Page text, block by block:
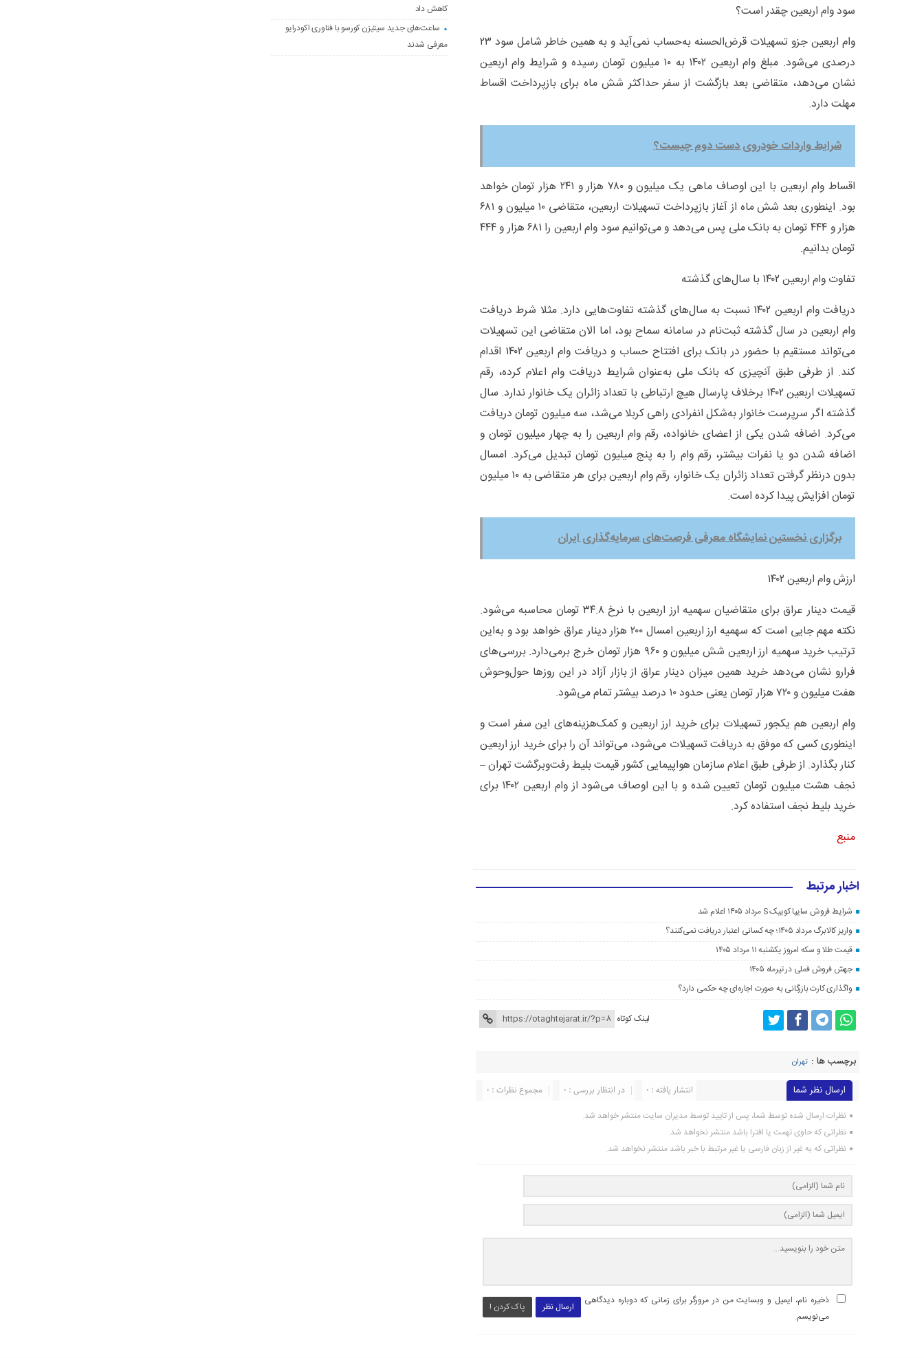
سود وام اربعین چقدر است؟
وام اربعین جزو تسهیلات قرض‌الحسنه به‌حساب نمی‌آید و به همین خاطر شامل سود ۲۳
درصدی می‌شود. مبلغ وام اربعین ۱۴۰۲ به ۱۰ میلیون تومان رسیده و شرایط وام اربعین
نشان می‌دهد، متقاضی بعد بازگشت از سفر حداکثر شش ماه برای بازپرداخت اقساط
مهلت دارد.
شرایط واردات خودروی دست دوم چیست؟
اقساط وام اربعین با این اوصاف ماهی یک میلیون و ۷۸۰ هزار و ۲۴۱ هزار تومان خواهد
بود. اینطوری بعد شش ماه از آغاز بازپرداخت تسهیلات اربعین، متقاضی ۱۰ میلیون و ۶۸۱
هزار و ۴۴۴ تومان به بانک ملی پس می‌دهد و می‌توانیم سود وام اربعین را ۶۸۱ هزار و ۴۴۴
تومان بدانیم.
تفاوت وام اربعین ۱۴۰۲ با سال‌های گذشته
دریافت وام اربعین ۱۴۰۲ نسبت به سال‌های گذشته تفاوت‌هایی دارد. مثلا شرط دریافت
وام اربعین در سال گذشته ثبت‌نام در سامانه سماح بود، اما الان متقاضی این تسهیلات
می‌تواند مستقیم با حضور در بانک برای افتتاح حساب و دریافت وام اربعین ۱۴۰۲ اقدام
کند. از طرفی طبق آنچیزی که بانک ملی به‌عنوان شرایط دریافت وام اعلام کرده، رقم
تسهیلات اربعین ۱۴۰۲ برخلاف پارسال هیچ ارتباطی با تعداد زائران یک خانوار ندارد. سال
گذشته اگر سرپرست خانوار به‌شکل انفرادی راهی کربلا می‌شد، سه میلیون تومان دریافت
می‌کرد. اضافه شدن یکی از اعضای خانواده، رقم وام اربعین را به چهار میلیون تومان و
اضافه شدن دو یا نفرات بیشتر، رقم وام را به پنج میلیون تومان تبدیل می‌کرد. امسال
بدون درنظر گرفتن تعداد زائران یک خانوار، رقم وام اربعین برای هر متقاضی به ۱۰ میلیون
تومان افزایش پیدا کرده است.
برگزاری نخستین نمایشگاه معرفی فرصت‌های سرمایه‌گذاری ایران
ارزش وام اربعین ۱۴۰۲
قیمت دینار عراق برای متقاضیان سهمیه ارز اربعین با نرخ ۳۴.۸ تومان محاسبه می‌شود.
نکته مهم جایی است که سهمیه ارز اربعین امسال ۲۰۰ هزار دینار عراق خواهد بود و به‌این
ترتیب خرید سهمیه ارز اربعین شش میلیون و ۹۶۰ هزار تومان خرج بر‌می‌دارد. بررسی‌های
فرارو نشان می‌دهد خرید همین میزان دینار عراق از بازار آزاد در این روز‌ها حول‌وحوش
هفت میلیون و ۷۲۰ هزار تومان یعنی حدود ۱۰ درصد بیشتر تمام می‌شود.
وام اربعین هم یکجور تسهیلات برای خرید ارز اربعین و کمک‌هزینه‌های این سفر است و
اینطوری کسی که موفق به دریافت تسهیلات می‌شود، می‌تواند آن را برای خرید ارز اربعین
کنار بگذارد. از طرفی طبق اعلام سازمان هواپیمایی کشور قیمت بلیط رفت‌وبرگشت تهران –
نجف هشت میلیون تومان تعیین شده و با این اوصاف می‌شود از وام اربعین ۱۴۰۲ برای
خرید بلیط نجف استفاده کرد.
منبع
اخبار مرتبط
شرایط فروش سایپا کوییک S مرداد ۱۴۰۵ اعلام شد
واریز کالابرگ مرداد ۱۴۰۵؛ چه کسانی اعتبار دریافت نمی‌کنند؟
قیمت طلا و سکه امروز یکشنبه ۱۱ مرداد ۱۴۰۵
جهش فروش فملی در تیرماه ۱۴۰۵
واگذاری کارت بازرگانی به صورت اجاره‌ای چه حکمی دارد؟
لینک کوتاه
برچسب ها : تهران
ارسال نظر شما مجموع نظرات : 0 در انتظار بررسی : 0 انتشار یافته : 0
نظرات ارسال شده توسط شما، پس از تایید توسط مدیران سایت منتشر خواهد شد.
نظراتی که حاوی تهمت یا افترا باشد منتشر نخواهد شد.
نظراتی که به غیر از زبان فارسی یا غیر مرتبط با خبر باشد منتشر نخواهد شد.
ارسال نظر پاک کردن !
ذخیره نام، ایمیل و وبسایت من در مرورگر برای زمانی که دوباره دیدگاهی
می‌نویسم.
کاهش داد
ساعت‌های جدید سیتیزن کورسو با فناوری اکودرایو
معرفی شدند